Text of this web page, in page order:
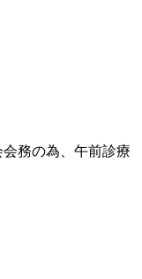
務の為、午前診療